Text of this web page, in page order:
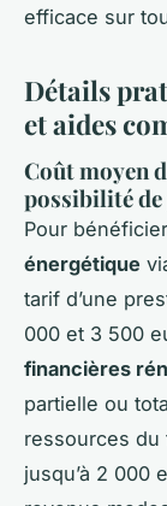
efficace sur
Détails
et aides
Coût moyen
possibilité
Pour bénéficier
énergétique
tarif d’une
000 et 3 500
financières
partielle ou
ressources du
jusqu’à 2 000